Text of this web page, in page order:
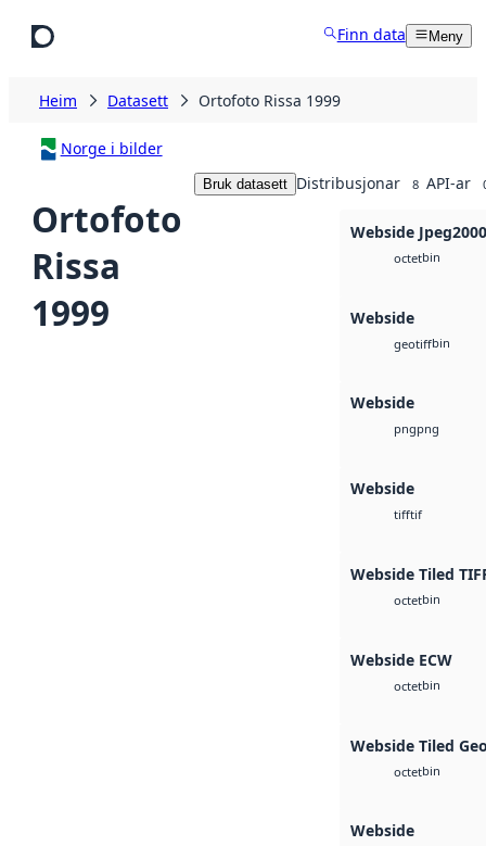
Finn data Meny
Heim Datasett Ortofoto Rissa 1999
Norge i bilder
Ortofoto
Rissa
1999
Bruk datasett Distribusjonar 8 API-ar
Webside Jpeg2000
octetbin
Webside
geotiffbin
Webside
pngpng
Webside
tifftif
Webside Tiled
octetbin
Webside ECW
octetbin
Webside Tiled
octetbin
Webside